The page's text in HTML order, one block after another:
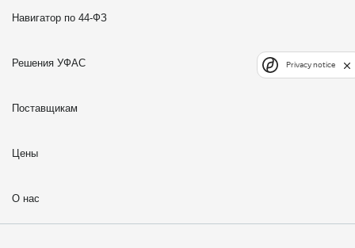
Навигатор по 44-ФЗ
Решения УФАС
Поставщикам
Цены
О нас
Privacy notice